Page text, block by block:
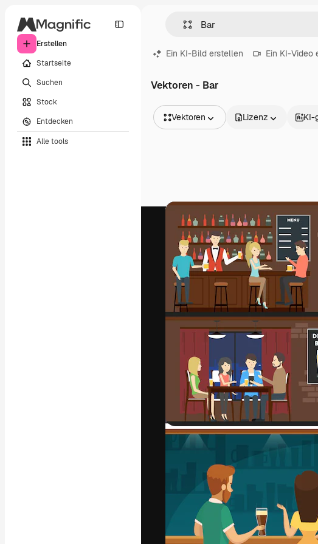
Erstellen
Startseite
Suchen
Stock
Entdecken
Alle tools
Ein KI-Bild erstellen Ein KI-Video
Vektoren - Bar
Vektoren
Videos
Filmmaterial
Motion Graphics
Videovorlagen
3D-Modelle
Schriftarten
Lizenz KI-
Die kreative Plattform, um
Arbeit zu verwirklichen.
Abonnenten unter
Agenturen und Studios.
Deutsch
Copyright © 2010-